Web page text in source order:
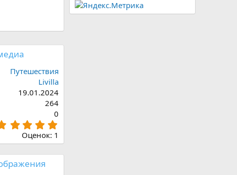
Путешествия
Livilla
19.01.2024
264
0
0
0
Оценок: 1